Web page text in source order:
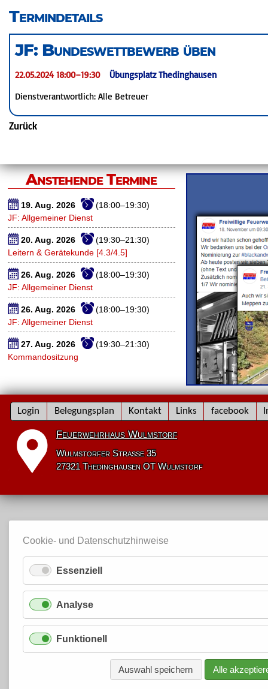
Termindetails
JF: Bundeswettbewerb üben
22.05.2024 18:00–19:30
Übungsplatz Thedinghausen
Dienstverantwortlich: Alle Betreuer
Zurück
Anstehende Termine
19. Aug. 2026
(18:00–19:30)
JF: Allgemeiner Dienst
20. Aug. 2026
(19:30–21:30)
Leitern & Gerätekunde [4.3/4.5]
26. Aug. 2026
(18:00–19:30)
JF: Allgemeiner Dienst
26. Aug. 2026
(18:00–19:30)
JF: Allgemeiner Dienst
27. Aug. 2026
(19:30–21:30)
Kommandositzung
Navigation
überspringen
Login Belegungsplan Kontakt Links facebook
Feuerwehrhaus Wulmstorf
Wulmstorfer Straße 35
27321 Thedinghausen OT Wulmstorf
Cookie- und Datenschutzhinweise
Essenziell
Analyse
Funktionell
Auswahl speichern Alle